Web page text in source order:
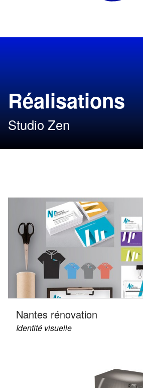
Réalisations
Studio Zen
Nantes rénovation
Identité visuelle